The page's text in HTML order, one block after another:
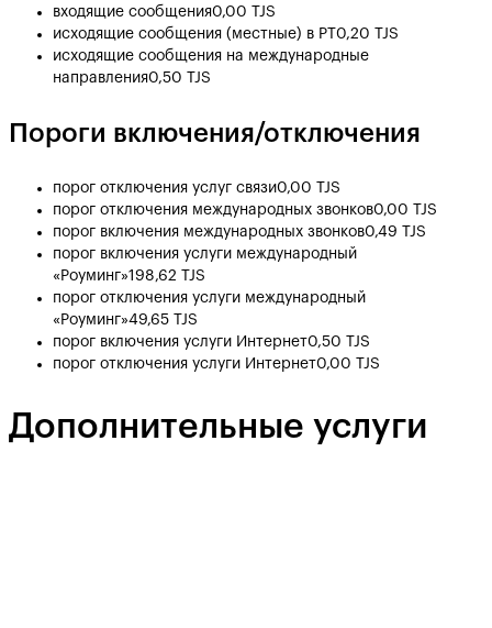
входящие сообщения0,00 TJS
исходящие сообщения (местные) в РТ 0,20 TJS
исходящие сообщения на международные
направления0,50 TJS
Пороги включения/отключения
порог отключения услуг связи0,00 TJS
порог отключения международных звонков0,00 TJS
порог включения международных звонков0,49 TJS
порог включения услуги международный
«Роуминг»198,62 TJS
порог отключения услуги международный
«Роуминг»49,65 TJS
порог включения услуги Интернет0,50 TJS
порог отключения услуги Интернет0,00 TJS
Дополнительные услуги